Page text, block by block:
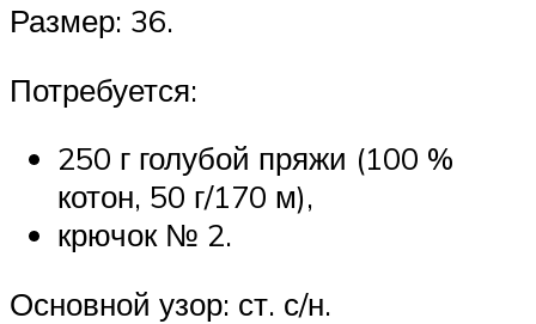
Размер: 36.
Потребуется:
250 г голубой пряжи (100 %
котон, 50 г/170 м),
крючок № 2.
Основной узор: ст. с/н.